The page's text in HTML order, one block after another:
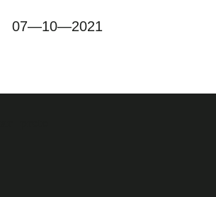
07—10—2021